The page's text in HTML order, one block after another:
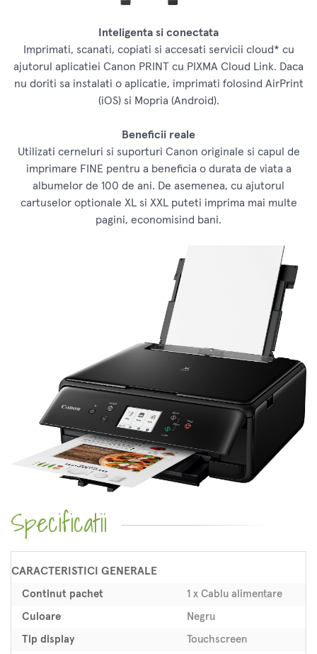
Inteligenta si conectata
Imprimati, scanati, copiati si accesati servicii cloud* cu
ajutorul aplicatiei Canon PRINT cu PIXMA Cloud Link. Daca
nu doriti sa instalati o aplicatie, imprimati folosind AirPrint
(iOS) si Mopria (Android).
Beneficii reale
Utilizati cerneluri si suporturi Canon originale si capul de
imprimare FINE pentru a beneficia o durata de viata a
albumelor de 100 de ani. De asemenea, cu ajutorul
cartuselor optionale XL si XXL puteti imprima mai multe
pagini, economisind bani.
Specificatii
CARACTERISTICI GENERALE
Continut pachet 1 x Cablu alimentare
Culoare Negru
Tip display Touchscreen